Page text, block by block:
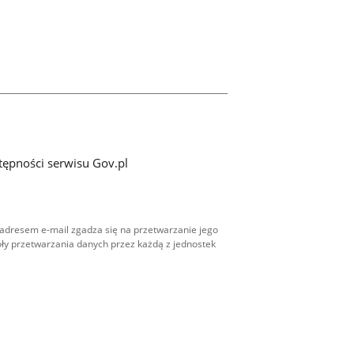
serwisu Gov.pl
e-mail zgadza się na przetwarzanie jego
przetwarzania danych przez każdą z jednostek